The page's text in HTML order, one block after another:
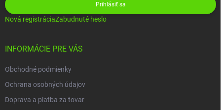
Prihlásiť sa
Nová registráciaZabudnuté heslo
INFORMÁCIE PRE VÁS
Obchodné podmienky
Ochrana osobných údajov
Doprava a platba za tovar